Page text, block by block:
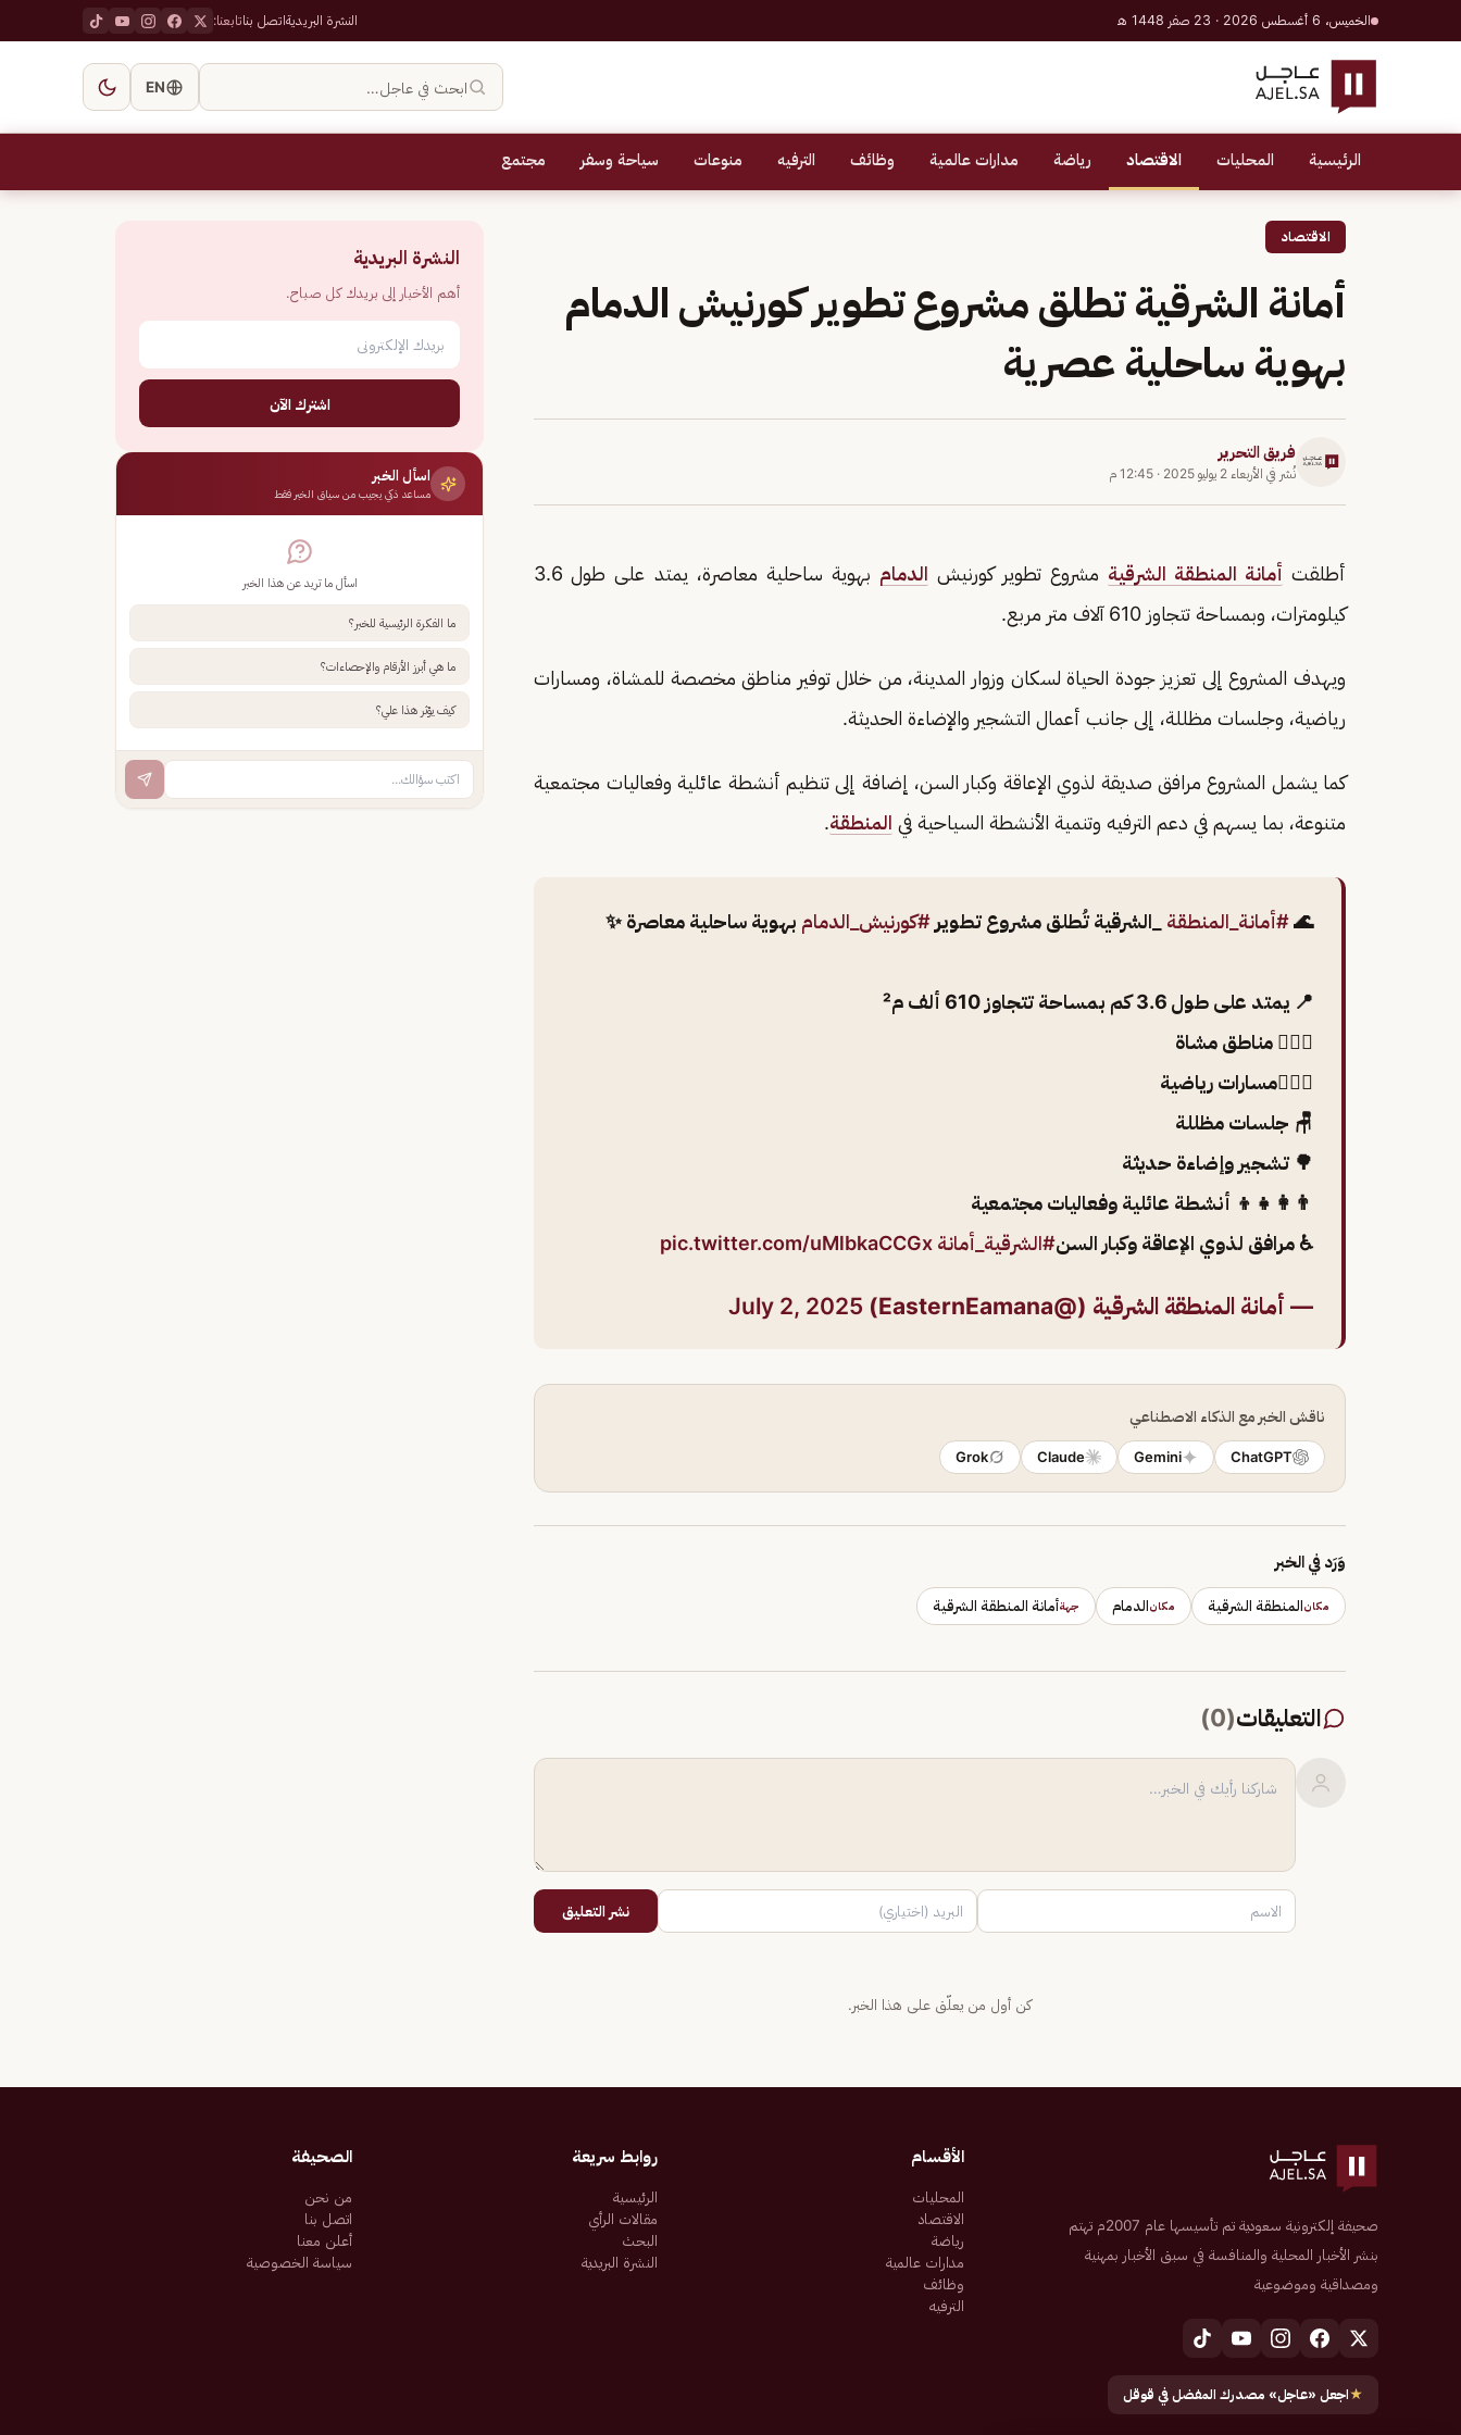
الخميس، 6 أغسطس 2026 · 23 صفر 1448 هـ النشرة البريديةاتصل بناتابعنا:
ابحث في عاجل… EN
الرئيسية المحليات الاقتصاد رياضة مدارات عالمية وظائف الترفيه منوعات سياحة وسفر مجتمع
الاقتصاد
أمانة الشرقية تطلق مشروع تطوير كورنيش الدمام
بهوية ساحلية عصرية
فريق التحرير
نُشر في الأربعاء 2 يوليو 2025 · 12:45 م
أطلقت أمانة المنطقة الشرقية مشروع تطوير كورنيش الدمام
بهوية ساحلية معاصرة، يمتد على طول 3.6
كيلومترات، وبمساحة تتجاوز 610 آلاف متر مربع.
ويهدف المشروع إلى تعزيز جودة الحياة لسكان وزوار المدينة، من خلال توفير مناطق مخصصة للمشاة، ومسارات
رياضية، وجلسات مظللة، إلى جانب أعمال التشجير والإضاءة الحديثة.
كما يشمل المشروع مرافق صديقة لذوي الإعاقة وكبار السن، إضافة إلى تنظيم أنشطة عائلية وفعاليات مجتمعية
متنوعة، بما يسهم في دعم الترفيه وتنمية الأنشطة السياحية في المنطقة.
🌊#أمانة_المنطقة _الشرقية تُطلق مشروع تطوير #كورنيش_الدمام بهوية ساحلية معاصرة ✨
📍 يمتد على طول 3.6 كم بمساحة تتجاوز 610 ألف م²
🚶🏻‍♂️ مناطق مشاة
🏃🏻‍♂️مسارات رياضية
🪑 جلسات مظللة
🌳 تشجير وإضاءة حديثة
👨‍👩‍👧‍👦 أنشطة عائلية وفعاليات مجتمعية
♿ مرافق لذوي الإعاقة وكبار السن#الشرقية_أمانة pic.twitter.com/uMlbkaCCGx
— أمانة المنطقة الشرقية (@EasternEamana) July 2, 2025
ناقش الخبر مع الذكاء الاصطناعي
ChatGPT
Gemini
Claude
Grok
وَرَد في الخبر
مكانالمنطقة الشرقية مكانالدمام جهةأمانة المنطقة الشرقية
التعليقات(
0
)
نشر التعليق
كن أول من يعلّق على هذا الخبر.
النشرة البريدية
أهم الأخبار إلى بريدك كل صباح.
اشترك الآن
اسأل الخبر
مساعد ذكي يجيب من سياق الخبر فقط
اسأل ما تريد عن هذا الخبر
ما الفكرة الرئيسية للخبر؟
ما هي أبرز الأرقام والإحصاءات؟
كيف يؤثر هذا علي؟
صحيفة إلكترونية سعودية تم تأسيسها عام 2007م تهتم
بنشر الأخبار المحلية والمنافسة في سبق الأخبار بمهنية
ومصداقية وموضوعية
★اجعل «عاجل» مصدرك المفضل في قوقل
الأقسام
المحليات
الاقتصاد
رياضة
مدارات عالمية
وظائف
الترفيه
روابط سريعة
الرئيسية
مقالات الرأي
البحث
النشرة البريدية
الصحيفة
من نحن
اتصل بنا
أعلن معنا
سياسة الخصوصية